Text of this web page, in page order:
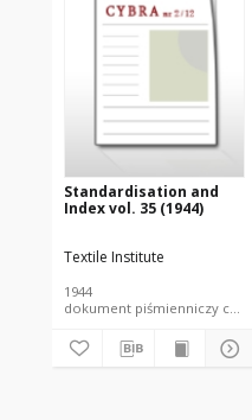
Standardisation and
Index vol. 35 (1944)
Textile Institute
1944
dokument